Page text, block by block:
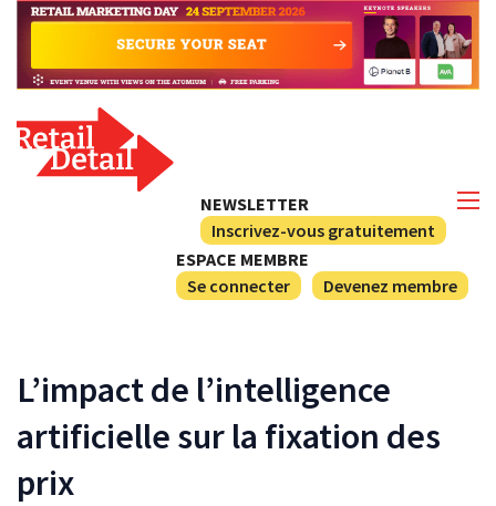
NEWSLETTER
Inscrivez-vous gratuitement
ESPACE MEMBRE
Se connecter
Devenez membre
L’impact de l’intelligence
artificielle sur la fixation des
prix